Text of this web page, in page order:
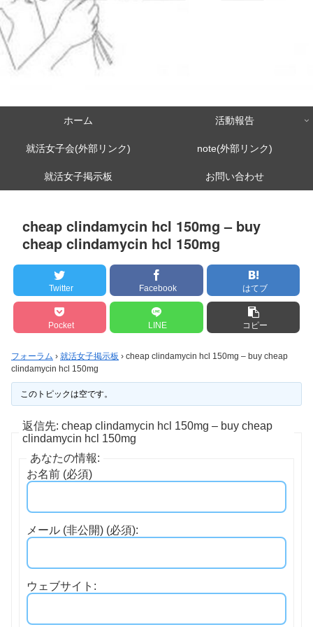
ホーム 活動報告
就活女子会(外部リンク) note(外部リンク)
就活女子掲示板 お問い合わせ
cheap clindamycin hcl 150mg – buy
cheap clindamycin hcl 150mg
Twitter Facebook はてブ
Pocket LINE コピー
フォーラム › 就活女子掲示板 › cheap clindamycin hcl 150mg – buy cheap
clindamycin hcl 150mg
このトピックは空です。
返信先: cheap clindamycin hcl 150mg – buy cheap
clindamycin hcl 150mg
あなたの情報:
お名前 (必須)
メール (非公開) (必須):
ウェブサイト: